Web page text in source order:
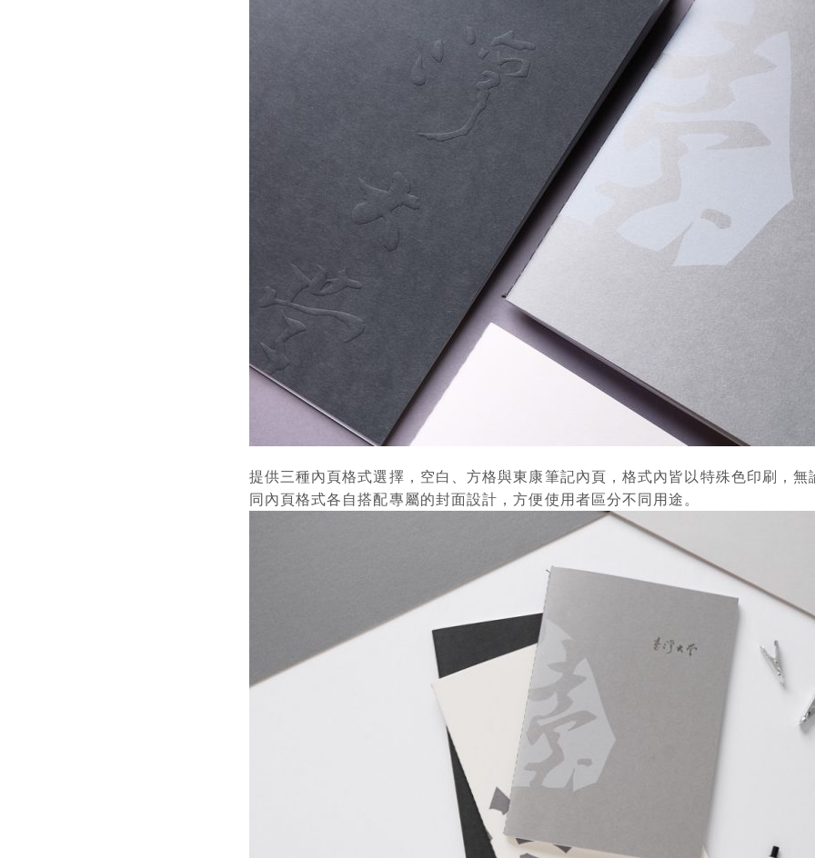
提供三種內頁格式選擇，空白、方格與東康筆記內頁，格式內皆以特殊色印刷，
同內頁格式各自搭配專屬的封面設計，方便使用者區分不同用途。